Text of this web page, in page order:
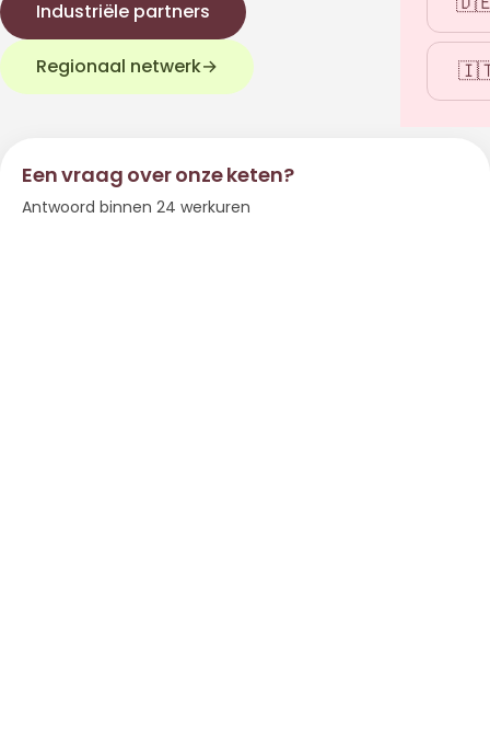
Industriële partners
Regionaal netwerk→
Een vraag over onze keten?
Antwoord binnen 24 werkuren